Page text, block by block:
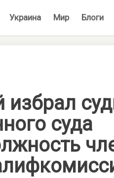
Украина Мир Блоги
избрал
суда